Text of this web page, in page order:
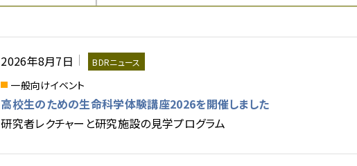
2026年8月7日 BDRニュース
一般向けイベント
高校生のための生命科学体験講座2026を開催しました
研究者レクチャーと研究施設の見学プログラム